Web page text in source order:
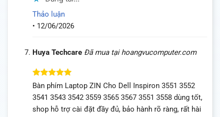
Thảo luận
• 12/06/2026
Huya Techcare Đã mua tại hoangvucomputer.com
Được xếp
hạng
sao
Bàn phím Laptop ZIN Cho Dell Inspiron 3551 3552
3541 3543 3542 3559 3565 3567 3551 3558 dùng tốt,
shop hỗ trợ cài đặt đầy đủ, bảo hành rõ ràng, rất hài